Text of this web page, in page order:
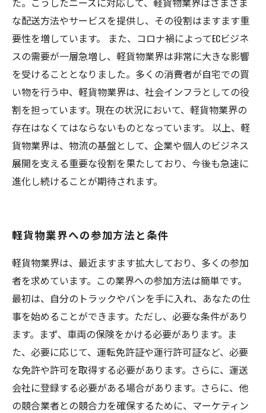
な配送方法やサービスを提供し、その役割はますます重
要性を増しています。 また、コロナ禍によってECビジネ
スの需要が一層急増し、軽貨物業界は非常に大きな影響
を受けることとなりました。多くの消費者が自宅での買
い物を行う中、軽貨物業界は、社会インフラとしての役
割を担っています。現在の状況において、軽貨物業界の
存在はなくてはならないものとなっています。 以上、軽
貨物業界は、物流の基盤として、企業や個人のビジネス
展開を支える重要な役割を果たしており、今後も急速に
進化し続けることが期待されます。
軽貨物業界への参加方法と条件
軽貨物業界は、最近ますます拡大しており、多くの参加
者を求めています。この業界への参加方法は簡単です。
最初は、自分のトラックやバンを手に入れ、あなたの仕
事を始めることができます。ただし、必要な条件があり
ます。まず、車両の保険をかける必要があります。ま
た、必要に応じて、運転免許証や運行許可証など、必要
な免許や許可を取得する必要があります。さらに、運送
会社に登録する必要がある場合があります。さらに、他
の競合業者との競合力を確保するために、マーケティン